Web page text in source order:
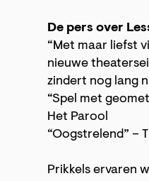
De pers over
“Met maar liefst
nieuwe
zindert nog lang
“Spel met
Het Parool
“Oogstrelend” –
Prikkels ervaren